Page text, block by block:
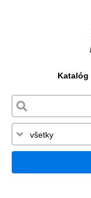
Katalóg